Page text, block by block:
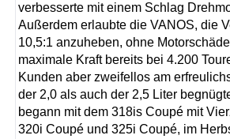
verbesserte mit einem Schlag
Außerdem erlaubte die VANOS, die
10,5:1 anzuheben, ohne
maximale Kraft bereits bei 4.200
Kunden aber zweifellos am
der 2,0 als auch der 2,5 Liter
begann mit dem 318is Coupé mit
320i Coupé und 325i Coupé, im